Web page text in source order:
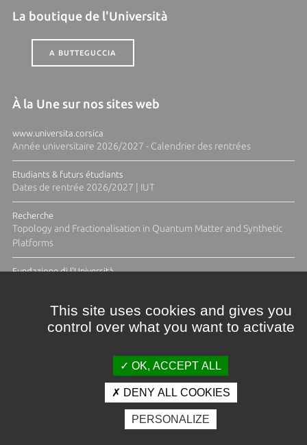
La boutique de l'Università
A BUTTEGUCCIA
À la Une sur nos sites web
www.universita.corsica
Année universitaire 2026/2027 - Calendrier des rentrées
Etudiants & futurs étudiants
Dates de rentrée 2026/2027 | IUT
Recherche
Topology and Fractionalisation in Quantum Matter and Synthetic
Platforms
Fundazione di l'Università
Crédits et mentions légales
Espace presse
Photothèque
This site uses cookies and gives you
control over what you want to activate
OK, ACCEPT ALL
DENY ALL COOKIES
PERSONALIZE